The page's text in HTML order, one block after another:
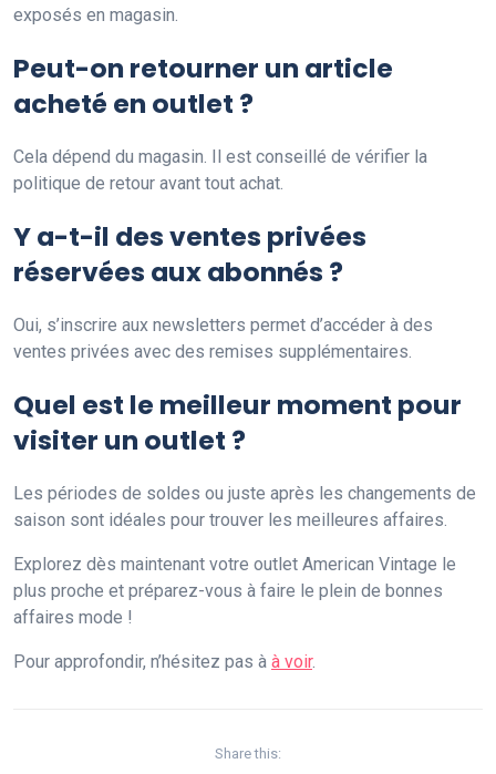
exposés en magasin.
Peut-on retourner un article
acheté en outlet ?
Cela dépend du magasin. Il est conseillé de vérifier la
politique de retour avant tout achat.
Y a-t-il des ventes privées
réservées aux abonnés ?
Oui, s’inscrire aux newsletters permet d’accéder à des
ventes privées avec des remises supplémentaires.
Quel est le meilleur moment pour
visiter un outlet ?
Les périodes de soldes ou juste après les changements de
saison sont idéales pour trouver les meilleures affaires.
Explorez dès maintenant votre outlet American Vintage le
plus proche et préparez-vous à faire le plein de bonnes
affaires mode !
Pour approfondir, n’hésitez pas à à voir.
Share this: